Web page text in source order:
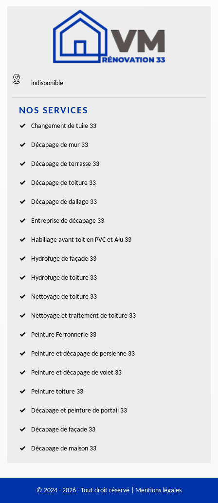
indisponible
NOS SERVICES
Changement de tuile 33
Décapage de mur 33
Décapage de terrasse 33
Décapage de toiture 33
Décapage de dallage 33
Entreprise de décapage 33
Habillage avant toit en PVC et Alu 33
Hydrofuge de façade 33
Hydrofuge de toiture 33
Nettoyage de toiture 33
Nettoyage et traitement de toiture 33
Peinture Ferronnerie 33
Peinture et décapage de persienne 33
Peinture et décapage de volet 33
Peinture toiture 33
Décapage et peinture de portail 33
Décapage de façade 33
Décapage de maison 33
© 2024 - 2026 - Tout droit réservé | Mentions légales